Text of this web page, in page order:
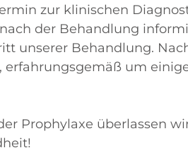
zur klinischen
der Behandlung
unserer Behandlung.
erfahrungsgemäß um
Prophylaxe überlassen